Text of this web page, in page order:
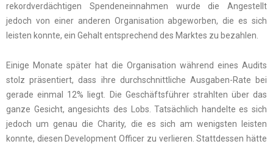
rekordverdächtigen Spendeneinnahmen wurde die Angestellt
jedoch von einer anderen Organisation abgeworben, die es sich
leisten konnte, ein Gehalt entsprechend des Marktes zu bezahlen.
Einige Monate später hat die Organisation während eines Audits
stolz präsentiert, dass ihre durchschnittliche Ausgaben-Rate bei
gerade einmal 12% liegt. Die Geschäftsführer strahlten über das
ganze Gesicht, angesichts des Lobs. Tatsächlich handelte es sich
jedoch um genau die Charity, die es sich am wenigsten leisten
konnte, diesen Development Officer zu verlieren. Stattdessen hätte